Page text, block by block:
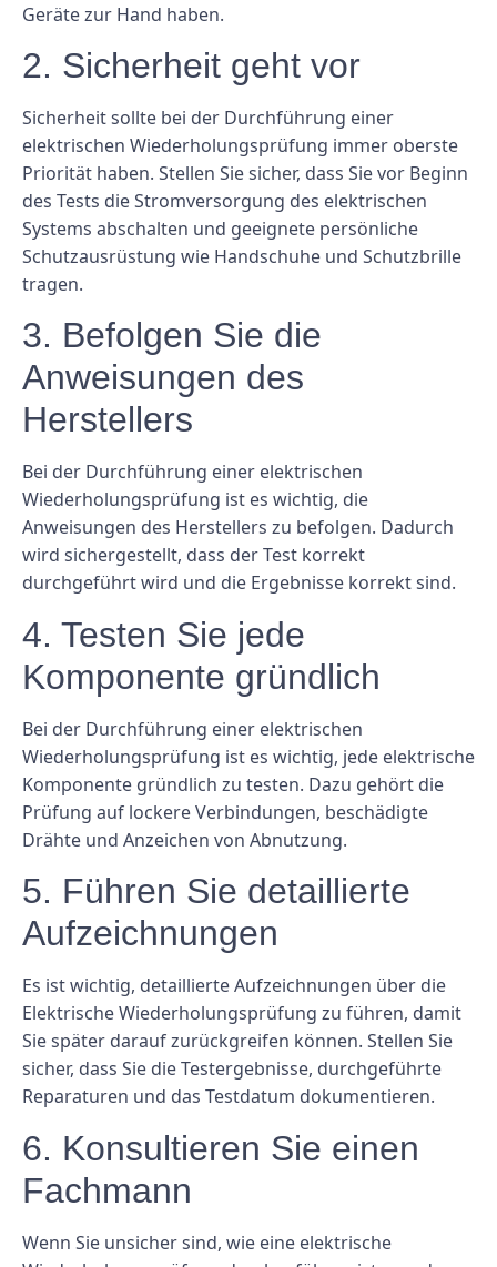
Geräte zur Hand haben.
2. Sicherheit geht vor
Sicherheit sollte bei der Durchführung einer
elektrischen Wiederholungsprüfung immer oberste
Priorität haben. Stellen Sie sicher, dass Sie vor Beginn
des Tests die Stromversorgung des elektrischen
Systems abschalten und geeignete persönliche
Schutzausrüstung wie Handschuhe und Schutzbrille
tragen.
3. Befolgen Sie die
Anweisungen des
Herstellers
Bei der Durchführung einer elektrischen
Wiederholungsprüfung ist es wichtig, die
Anweisungen des Herstellers zu befolgen. Dadurch
wird sichergestellt, dass der Test korrekt
durchgeführt wird und die Ergebnisse korrekt sind.
4. Testen Sie jede
Komponente gründlich
Bei der Durchführung einer elektrischen
Wiederholungsprüfung ist es wichtig, jede elektrische
Komponente gründlich zu testen. Dazu gehört die
Prüfung auf lockere Verbindungen, beschädigte
Drähte und Anzeichen von Abnutzung.
5. Führen Sie detaillierte
Aufzeichnungen
Es ist wichtig, detaillierte Aufzeichnungen über die
Elektrische Wiederholungsprüfung zu führen, damit
Sie später darauf zurückgreifen können. Stellen Sie
sicher, dass Sie die Testergebnisse, durchgeführte
Reparaturen und das Testdatum dokumentieren.
6. Konsultieren Sie einen
Fachmann
Wenn Sie unsicher sind, wie eine elektrische